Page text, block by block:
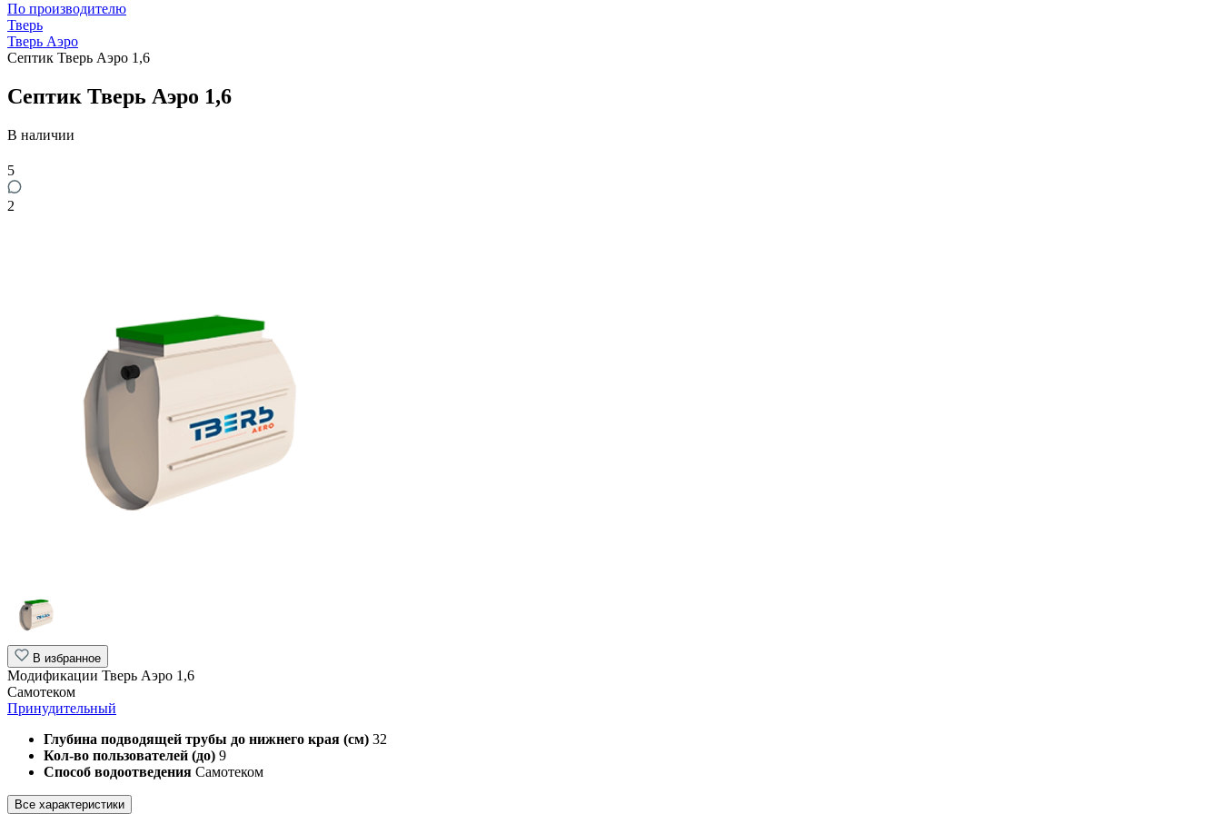
По производителю
Тверь
Тверь Аэро
Септик Тверь Аэро 1,6
Септик Тверь Аэро 1,6
В наличии
5
2
В избранное
Модификации Тверь Аэро 1,6
Самотеком
Принудительный
Глубина подводящей трубы до нижнего края (см) 32
Кол-во пользователей (до) 9
Способ водоотведения Самотеком
Все характеристики